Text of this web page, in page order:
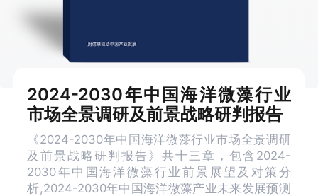
2024-2030年中国海洋微藻行业
市场全景调研及前景战略研判报告
《2024-2030年中国海洋微藻行业市场全景调研
及前景战略研判报告》共十三章，包含2024-
2030年中国海洋微藻行业前景展望及对策分
析,2024-2030年中国海洋微藻产业未来发展预测